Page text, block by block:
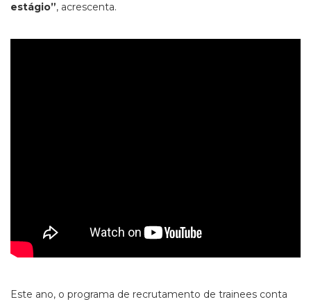
estágio”, acrescenta.
Este ano, o programa de recrutamento de trainees conta